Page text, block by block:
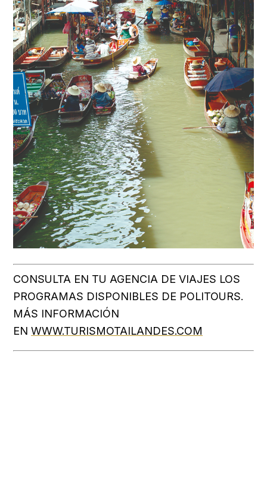
CONSULTA EN TU AGENCIA DE VIAJES LOS
PROGRAMAS DISPONIBLES DE POLITOURS.
MÁS INFORMACIÓN
EN WWW.TURISMOTAILANDES.COM